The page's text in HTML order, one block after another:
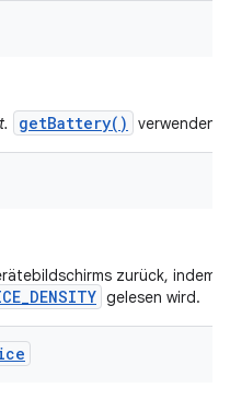
getBattery() verwenden
zurück, indem
gelesen wird.